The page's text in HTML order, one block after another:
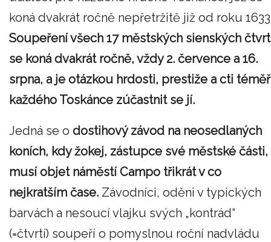
koná dvakrát ročně nepřetržitě již od roku
Soupeření všech 17 městských sienských
se koná dvakrát ročně, vždy 2. července a 16.
srpna, a je otázkou hrdosti, prestiže a cti téměř
každého Toskánce zúčastnit se jí.
Jedná se o dostihový závod na neosedlaných
koních, kdy žokej, zástupce své městské části,
musí objet náměstí Campo třikrát v co
nejkratším čase. Závodníci, oděni v typických
barvách a nesoucí vlajku svých „kontrád“
(=čtvrtí) soupeří o pomyslnou roční nadvládu